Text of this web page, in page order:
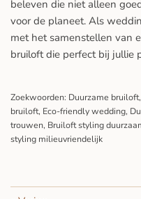
beleven die niet alleen
voor de planeet. Als
met het samenstellen van
bruiloft die perfect bij jullie
Zoekwoorden: Duurzame
bruiloft, Eco-friendly wedding,
trouwen, Bruiloft styling
styling milieuvriendelijk